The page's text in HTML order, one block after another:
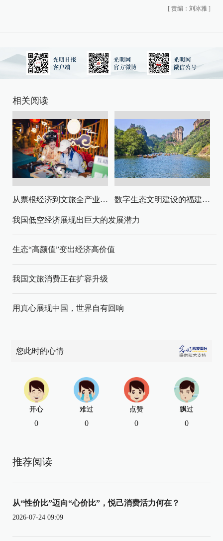
[ 责编：刘冰雅 ]
相关阅读
从票根经济到文旅全产业链升级 数字生态文明建设的福建路径与启示
我国低空经济展现出巨大的发展潜力
生态“高颜值”变出经济高价值
我国文旅消费正在扩容升级
用真心展现中国，世界自有回响
您此时的心情
开心
0
难过
0
点赞
0
飘过
0
推荐阅读
从“性价比”迈向“心价比”，悦己消费活力何在？
2026-07-24 09:09